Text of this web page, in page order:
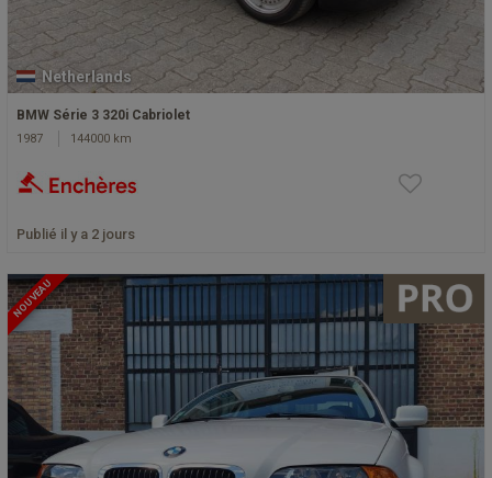
Netherlands
BMW Série 3 320i Cabriolet
1987 144000 km
Publié il y a 2 jours
NOUVEAU